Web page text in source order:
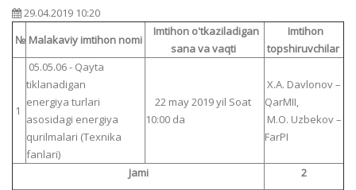
29.04.2019 10:20
№ Malakaviy imtihon nomi
Imtihon o'tkaziladigan
sana va vaqti
Imtihon
topshiruvchilar
1
05.05.06 - Qayta
tiklanadigan
energiya turlari
asosidagi energiya
qurilmalari (Texnika
fanlari)
22 may 2019 yil Soat
10:00 da
X.A. Davlonov –
QarMII,
M.O. Uzbekov –
FarPI
Jami 2